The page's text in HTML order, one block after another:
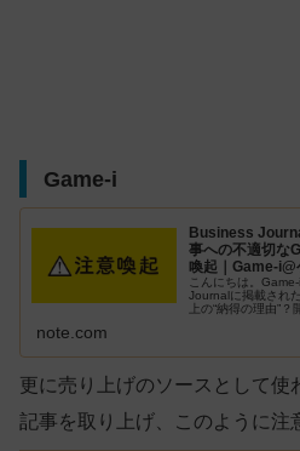
Game-i
Business
事への不適切な
喚起｜Game-i@
こんにちは。
Journalに掲載され
上の“納得の理由”
note.com
更に売り上げのソースとして使
記事を取り上げ、このように注